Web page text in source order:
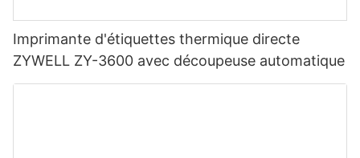
Imprimante d'étiquettes thermique directe
ZYWELL ZY-3600 avec découpeuse automatique